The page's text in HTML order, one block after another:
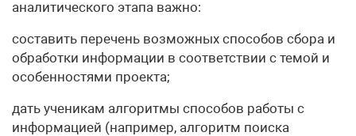
аналитического этапа важно:
составить перечень возможных способов сбора и
обработки информации в соответствии с темой и
особенностями проекта;
дать ученикам алгоритмы способов работы с
информацией (например, алгоритм поиска